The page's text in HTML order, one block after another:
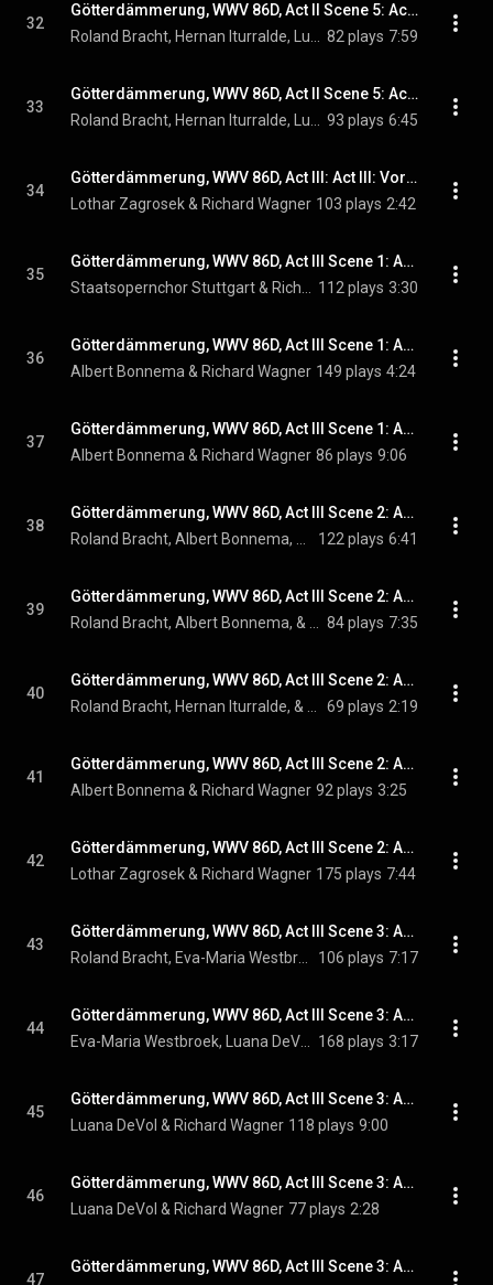
32
Götterdämmerung, WWV 86D, Act II Scene 5: Act II Scene 5: Welches Unholds List liegt hier verhohlen? (Brunnhilde, Hagen, Gunther)
82 plays 7:59
33
Götterdämmerung, WWV 86D, Act II Scene 5: Act II Scene 5: Dir hilft kein Hirn (Hagen, Gunther, Brunnhilde)
93 plays 6:45
34
Götterdämmerung, WWV 86D, Act III: Act III: Vorspiel
Lothar Zagrosek & Richard Wagner 103 plays 2:42
35
Götterdämmerung, WWV 86D, Act III Scene 1: Act III Scene 1: Frau Sonne sendet lichte Strahlen (Rhinemaidens)
112 plays 3:30
36
Götterdämmerung, WWV 86D, Act III Scene 1: Act III Scene 1: Ich hore sein Horn (Rhinemaidens, Siegfried)
Albert Bonnema & Richard Wagner 149 plays 4:24
37
Götterdämmerung, WWV 86D, Act III Scene 1: Act III Scene 1: Was leid' ich doch das karge Lob? (Siegfried, Rhinemaidens)
Albert Bonnema & Richard Wagner 86 plays 9:06
38
Götterdämmerung, WWV 86D, Act III Scene 2: Act III Scene 2: Hoiho! (Hagen, Male Chorus, Siegfried, Gunther)
122 plays 6:41
39
Götterdämmerung, WWV 86D, Act III Scene 2: Act III Scene 2: Mime hiess ein murrischer Zwerg (Siegfried, Hagen, Vassals)
84 plays 7:35
40
Götterdämmerung, WWV 86D, Act III Scene 2: Act III Scene 2: Was hor' ich! (Gunther, Hagen, Vassals)
69 plays 2:19
41
Götterdämmerung, WWV 86D, Act III Scene 2: Act III Scene 2: Brunnhilde! Heilige Braut! (Siegfried)
Albert Bonnema & Richard Wagner 92 plays 3:25
42
Götterdämmerung, WWV 86D, Act III Scene 2: Act III Scene 2: Siegfrieds Trauermarsch (Siegfried's Funeral March)
Lothar Zagrosek & Richard Wagner 175 plays 7:44
43
Götterdämmerung, WWV 86D, Act III Scene 3: Act III Scene 3: War das sein Horn? (Gutrune, Hagen, Gunther)
106 plays 7:17
44
Götterdämmerung, WWV 86D, Act III Scene 3: Act III Scene 3: Schweigt eures Jammers (Brunnhilde, Gutrune)
168 plays 3:17
45
Götterdämmerung, WWV 86D, Act III Scene 3: Act III Scene 3: Starke Scheite schichtet mir dort (Brunnhilde)
Luana DeVol & Richard Wagner 118 plays 9:00
46
Götterdämmerung, WWV 86D, Act III Scene 3: Act III Scene 3: Mein Erbe nun nehm' ich zu eigen (Brunnhilde)
Luana DeVol & Richard Wagner 77 plays 2:28
47
Götterdämmerung, WWV 86D, Act III Scene 3: Act III Scene 3: Fliegt heim, ihr Raben! (Brunnhilde)